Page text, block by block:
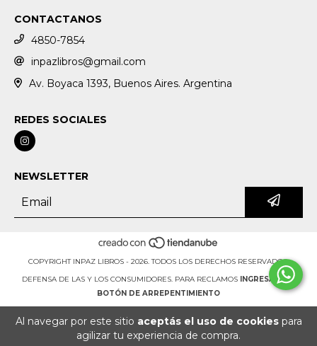
Al navegar por este sitio aceptás el uso de cookiespara
agilizar tu experiencia de compra.
CONTACTANOS
4850-7854
inpazlibros@gmail.com
Av. Boyaca 1393, Buenos Aires. Argentina
REDES SOCIALES
NEWSLETTER
COPYRIGHT INPAZ LIBROS - 2026. TODOS LOS DERECHOS RESERVADOS.
DEFENSA DE LAS Y LOS CONSUMIDORES. PARA RECLAMOS INGRESÁ ACÁ.
BOTÓN DE ARREPENTIMIENTO